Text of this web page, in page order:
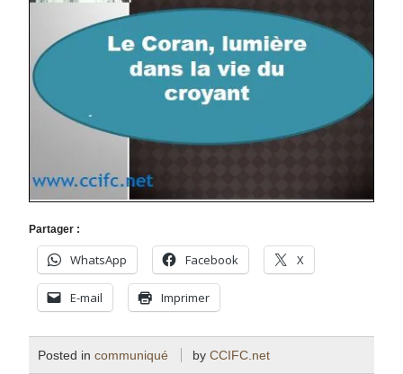
Partager :
WhatsApp Facebook X
E-mail Imprimer
Posted incommuniqué by CCIFC.net